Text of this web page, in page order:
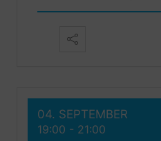
04. SEPTEMBER
19:00 - 21:00